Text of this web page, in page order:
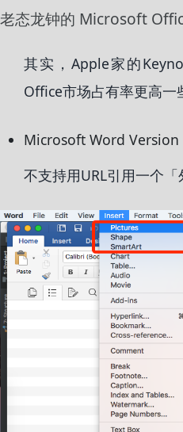
老态龙钟的 Microsoft
其实，Apple家的
Office市场占有率更高一
Microsoft Word Version
不支持用URL引用一个「